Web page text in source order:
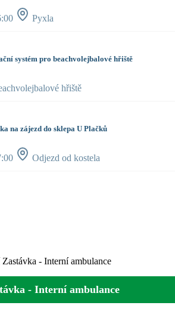
Pyxla
systém pro beachvolejbalové hřiště
hřiště
na zájezd do sklepa U Plačků
Odjezd od kostela
- Interní ambulance
- Interní ambulance